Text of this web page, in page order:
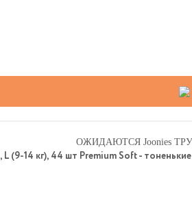
14 кг), 44 шт Premium Soft - тоненькие